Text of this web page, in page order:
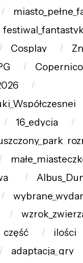
Cosplay
16_edycja
część ilości
adaptacja_gry